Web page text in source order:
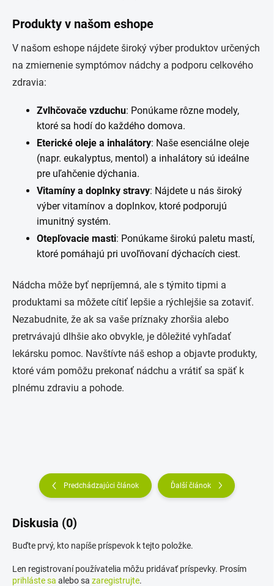
Produkty v našom eshope
V našom eshope nájdete široký výber produktov určených
na zmiernenie symptómov nádchy a podporu celkového
zdravia:
Zvlhčovače vzduchu: Ponúkame rôzne modely,
ktoré sa hodí do každého domova.
Eterické oleje a inhalátory: Naše esenciálne oleje
(napr. eukalyptus, mentol) a inhalátory sú ideálne
pre uľahčenie dýchania.
Vitamíny a doplnky stravy: Nájdete u nás široký
výber vitamínov a doplnkov, ktoré podporujú
imunitný systém.
Otepľovacie masti: Ponúkame širokú paletu mastí,
ktoré pomáhajú pri uvoľňovaní dýchacích ciest.
Nádcha môže byť nepríjemná, ale s týmito tipmi a
produktami sa môžete cítiť lepšie a rýchlejšie sa zotaviť.
Nezabudnite, že ak sa vaše príznaky zhoršia alebo
pretrvávajú dlhšie ako obvykle, je dôležité vyhľadať
lekársku pomoc. Navštívte náš eshop a objavte produkty,
ktoré vám pomôžu prekonať nádchu a vrátiť sa späť k
plnému zdraviu a pohode.
Predchádzajúci článok Ďalší článok
Diskusia (0)
Buďte prvý, kto napíše príspevok k tejto položke.
Len registrovaní používatelia môžu pridávať príspevky. Prosím
prihláste sa alebo sa zaregistrujte.